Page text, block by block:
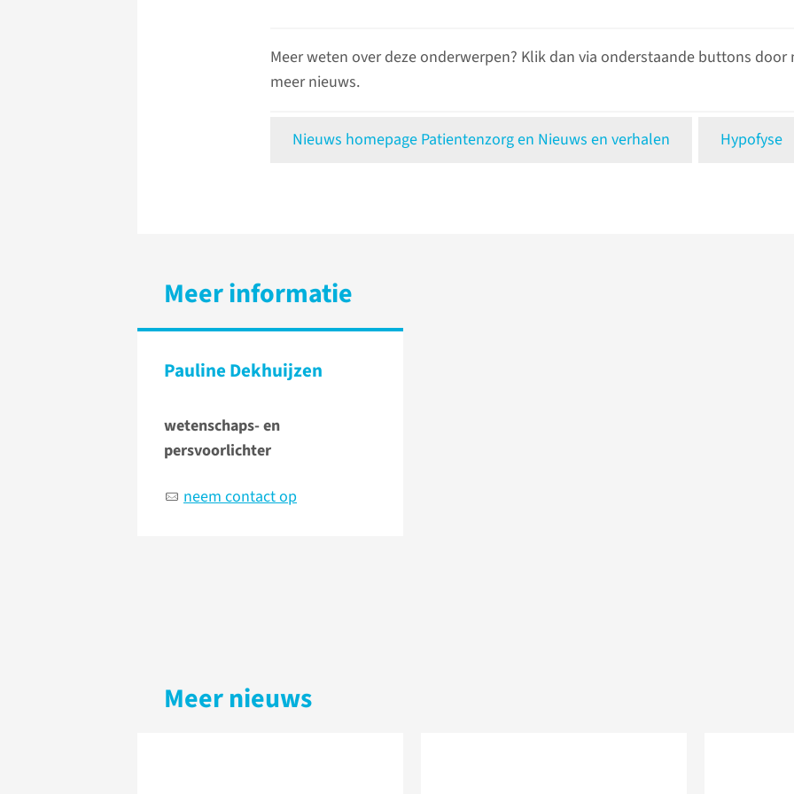
Meer weten over deze onderwerpen? Klik dan via onderstaande buttons door
meer nieuws.
Nieuws homepage Patientenzorg en Nieuws en verhalen Hypofyse
Meer informatie
Pauline Dekhuijzen
wetenschaps- en
persvoorlichter
neem contact op
Meer nieuws